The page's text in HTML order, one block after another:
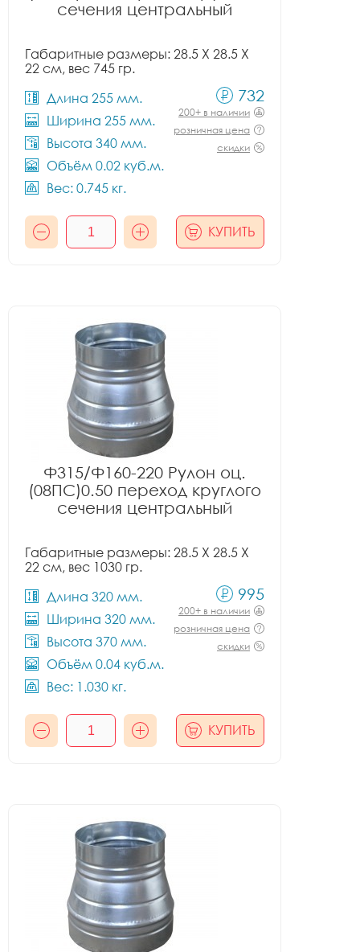
сечения центральный
Габаритные размеры: 28.5 X 28.5 X
22 см, вес 745 гр.
Длина 255 мм.
Ширина 255 мм.
Высота 340 мм.
Объём 0.02 куб.м.
Вес: 0.745 кг.
732
200+ в наличии
розничная цена
скидки
КУПИТЬ
Ф315/Ф160-220 Рулон оц.
(08ПС)0.50 переход круглого
сечения центральный
Габаритные размеры: 28.5 X 28.5 X
22 см, вес 1030 гр.
Длина 320 мм.
Ширина 320 мм.
Высота 370 мм.
Объём 0.04 куб.м.
Вес: 1.030 кг.
995
200+ в наличии
розничная цена
скидки
КУПИТЬ